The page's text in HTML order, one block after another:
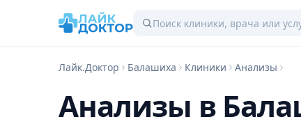
Лайк.Доктор Балашиха Клиники Анализы
Анализы в